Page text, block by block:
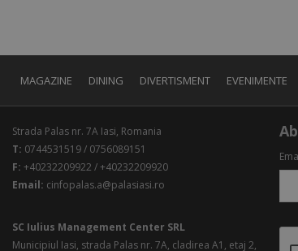
MAGAZINE DINING DIVERTISMENT EVENIMENTE
Strada Palas nr. 7A Iasi, Romania
T: 0744531519 / 0756089151
F: +40232209922 / +40232209920
Email: cinfopalas.a@palasiasi.ro
SC Iulius Management Center SRL
Municipiul Iasi, strada Palas nr. 7A, cladirea A1, etaj 2,